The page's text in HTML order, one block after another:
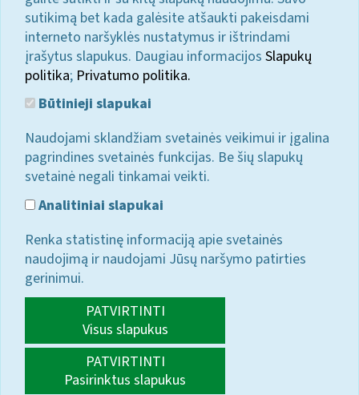
sutikimą bet kada galėsite atšaukti pakeisdami
interneto naršyklės nustatymus ir ištrindami
įrašytus slapukus. Daugiau informacijos Slapukų
politika; Privatumo politika.
Būtinieji slapukai
Naudojami sklandžiam svetainės veikimui ir įgalina
pagrindines svetainės funkcijas. Be šių slapukų
svetainė negali tinkamai veikti.
Analitiniai slapukai
Renka statistinę informaciją apie svetainės
naudojimą ir naudojami Jūsų naršymo patirties
gerinimui.
PATVIRTINTI
Visus slapukus
PATVIRTINTI
Pasirinktus slapukus